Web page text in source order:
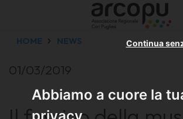
Abbiamo a cuore la
Continua
HOME NEWS
01/03/2019